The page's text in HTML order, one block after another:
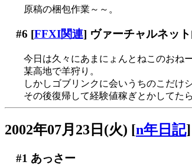
原稿の梱包作業～～。
#6 [FFXI関連] ヴァーチャルネッ
今日は久々にあまにょんとねこのおねー
某高地で羊狩り。
しかしゴブリンクに会いうちのこだけ
その後復帰して経験値稼ぎとかしてた
2002年07月23日(火) [n年日記]
#1 あっさー